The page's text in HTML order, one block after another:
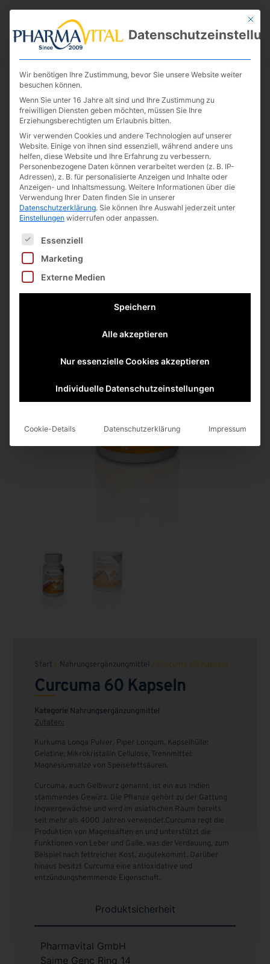
Curcuma 60 Kapseln
Start / Nahrungsergänzungmittel / Curcuma 60 Kapseln
Curcuma 60 Kapseln
Kategorie Nahrungsergänzungmittel
Zutaten:
Kurkuma Longa Pulver, Piper Longum, Kapselhülle:
Gelatine; Mikrokristallin Cellulose, Trennmittel:
Magnesiumsalze von Speisefettsäuren.
Curcuma, auch Gelbwurz genannt, ist ein aus Indien
stammendes Gewürz. Die Pflanze gehört zu der Gattung
Ingwergewächse und wird im asiatischen Raum bereits
seit mehr als 4000 Jahren verwendet.Curcuma regt die
Produktion von Magensäften an und unterstützt die
Funktionen von Leber und Galle, was der Verdauung, zum
Beispiel nach fettreicher Kost, zugutekommt. Darüber
hinaus besitzt Curcuma eine antioxidative und
entzündungshemmende Eigenschaft.
Produktsicherheit
Pharmavital GmbH
Saime Genc Ring 14
Mit
Wir benötigen Ihre Zustimmung, bevor Sie unsere Website weiter
besuchen können.
Wenn Sie unter 16 Jahre alt sind und Ihre Zustimmung zu
freiwilligen Diensten geben möchten, müssen Sie Ihre
Erziehungsberechtigten um Erlaubnis bitten.
Wir verwenden Cookies und andere Technologien auf unserer
Website. Einige von ihnen sind essenziell, während andere uns
helfen, diese Website und Ihre Erfahrung zu verbessern.
Personenbezogene Daten können verarbeitet werden (z. B. IP-
Adressen), z. B. für personalisierte Anzeigen und Inhalte oder
Anzeigen- und Inhaltsmessung. Weitere Informationen über die
Verwendung Ihrer Daten finden Sie in unserer
Datenschutzerklärung. Sie können Ihre Auswahl jederzeit unter
Einstellungen widerrufen oder anpassen.
Es folgt eine Liste der Service-Gruppen, für die eine
Essenziell
Marketing
Externe Medien
Speichern
Alle akzeptieren
Nur essenzielle Cookies akzeptieren
Individuelle Datenschutzeinstellungen
Cookie-Details Datenschutzerklärung Impressum